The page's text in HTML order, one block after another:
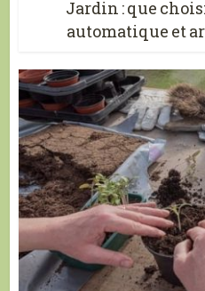
Jardin : que
automatique et